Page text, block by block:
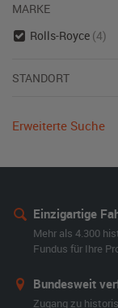
MARKE
Rolls-Royce (4)
STANDORT
Erweiterte Suche
Einzigartige
Mehr als 4.300
Fundus für Ihre
Bundesweit
Zugang zu